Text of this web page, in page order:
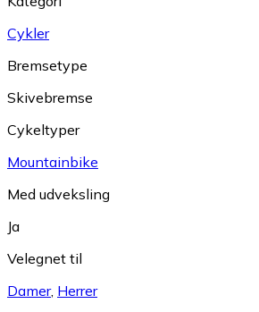
Cykler
Bremsetype
Skivebremse
Cykeltyper
Mountainbike
Med udveksling
Ja
Velegnet til
Damer, Herrer